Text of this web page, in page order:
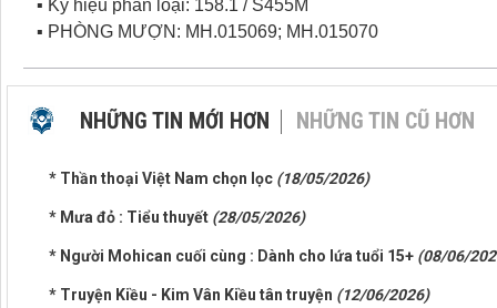
▪ Ký hiệu phân loại: 158.1 / S455M
▪ PHÒNG MƯỢN: MH.015069; MH.015070
NHỮNG TIN MỚI HƠN NHỮNG TIN CŨ HƠN
* Thần thoại Việt Nam chọn lọc (18/05/2026)
* Mưa đỏ : Tiểu thuyết (28/05/2026)
* Người Mohican cuối cùng : Dành cho lứa tuổi 15+ (08/06/
* Truyện Kiều - Kim Vân Kiều tân truyện (12/06/2026)